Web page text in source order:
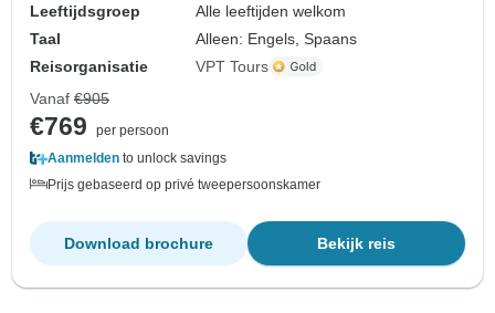
Leeftijdsgroep
Alle leeftijden welkom
Taal
Alleen: Engels, Spaans
Reisorganisatie
VPT Tours
Vanaf €905
€769
per persoon
Aanmelden to unlock savings
Prijs gebaseerd op privé tweepersoonskamer
Bekijk reis
Download brochure